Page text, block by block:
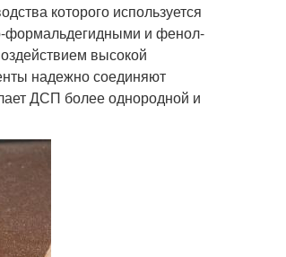
которого используется
формальдегидными и фенол-
высокой
надежно соединяют
ДСП более однородной и